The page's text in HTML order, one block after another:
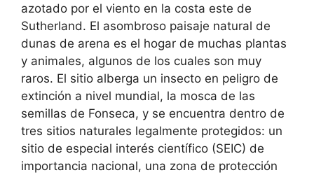
azotado por el viento en la costa este de
Sutherland. El asombroso paisaje natural de
dunas de arena es el hogar de muchas plantas
y animales, algunos de los cuales son muy
raros. El sitio alberga un insecto en peligro de
extinción a nivel mundial, la mosca de las
semillas de Fonseca, y se encuentra dentro de
tres sitios naturales legalmente protegidos: un
sitio de especial interés científico (SEIC) de
importancia nacional, una zona de protección